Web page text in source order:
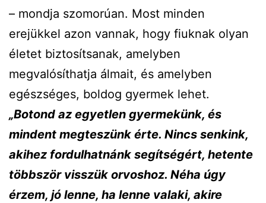
– mondja szomorúan. Most minden
erejükkel azon vannak, hogy fiuknak olyan
életet biztosítsanak, amelyben
megvalósíthatja álmait, és amelyben
egészséges, boldog gyermek lehet.
„Botond az egyetlen gyermekünk, és
mindent megteszünk érte. Nincs senkink,
akihez fordulhatnánk segítségért, hetente
többször visszük orvoshoz. Néha úgy
érzem, jó lenne, ha lenne valaki, akire